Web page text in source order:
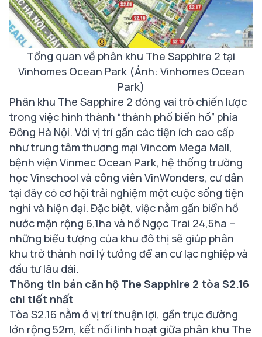
Tổng quan về phân khu The Sapphire 2 tại
Vinhomes Ocean Park (Ảnh: Vinhomes Ocean
Park)
Phân khu The Sapphire 2 đóng vai trò chiến lược
trong việc hình thành “thành phố biển hồ” phía
Đông Hà Nội. Với vị trí gần các tiện ích cao cấp
như trung tâm thương mại Vincom Mega Mall,
bệnh viện Vinmec Ocean Park, hệ thống trường
học Vinschool và công viên VinWonders, cư dân
tại đây có cơ hội trải nghiệm một cuộc sống tiện
nghi và hiện đại. Đặc biệt, việc nằm gần biển hồ
nước mặn rộng 6,1ha và hồ Ngọc Trai 24,5ha –
những biểu tượng của khu đô thị sẽ giúp phân
khu trở thành nơi lý tưởng để an cư lạc nghiệp và
đầu tư lâu dài.
Thông tin bán căn hộ The Sapphire 2 tòa S2.16
chi tiết nhất
Tòa S2.16 nằm ở vị trí thuận lợi, gần trục đường
lớn rộng 52m, kết nối linh hoạt giữa phân khu The